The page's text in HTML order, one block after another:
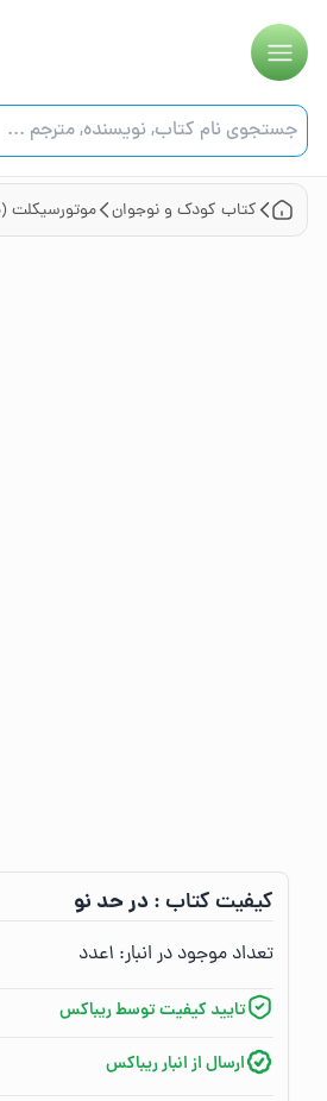
کتاب کودک و نوجوان
کیفیت کتاب :‌در حد نو
تعداد موجود در انبار:‌ ۱عدد
تایید کیفیت توسط ریباکس
ارسال از انبار ریباکس